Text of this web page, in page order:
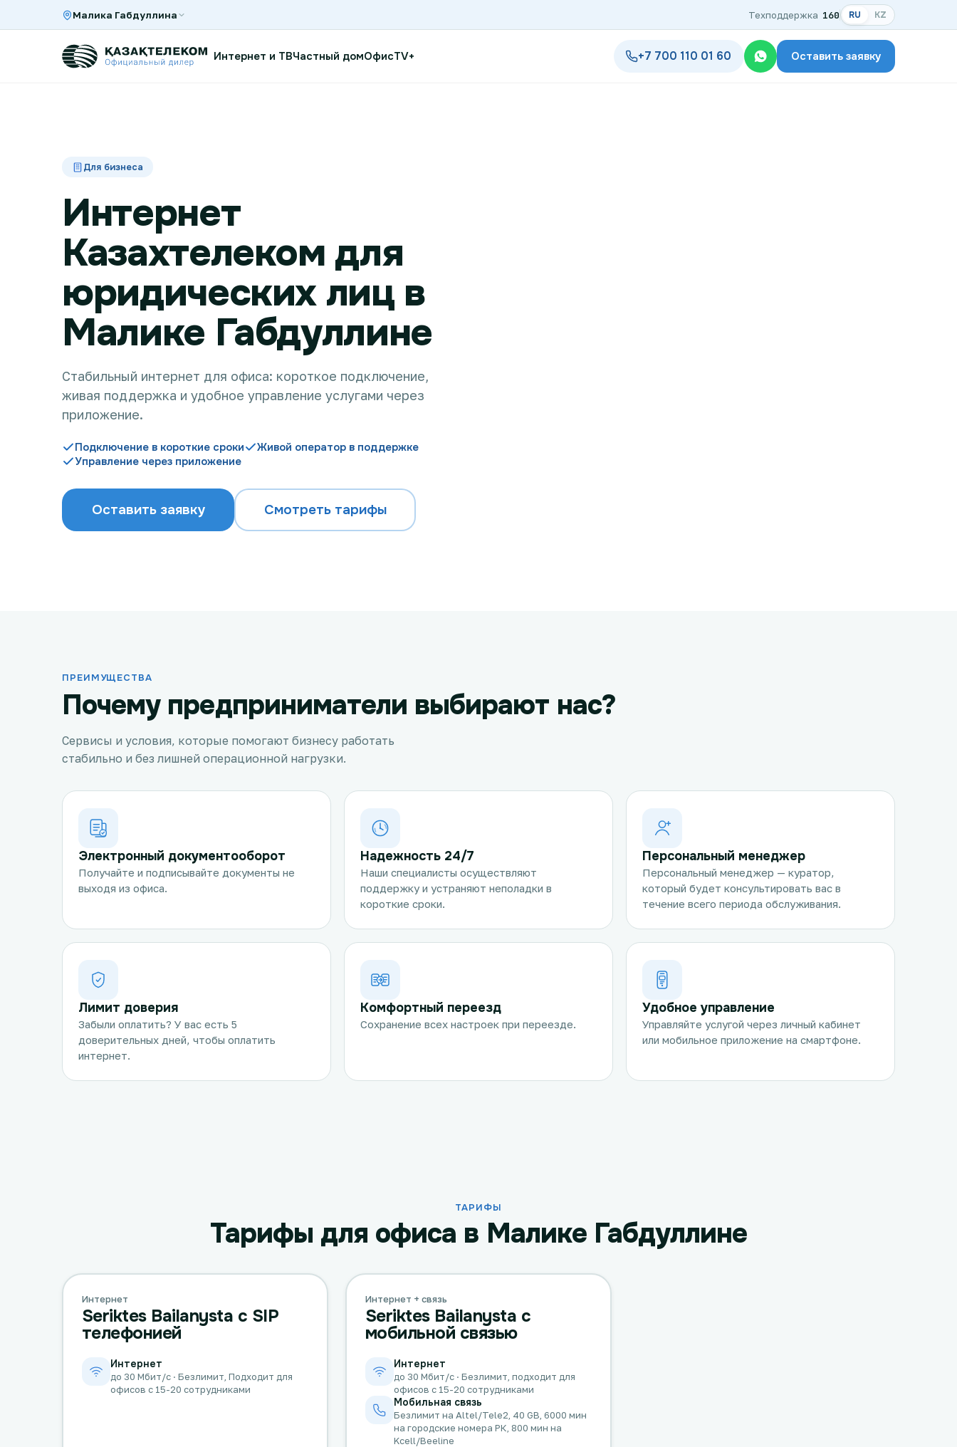
Малика Габдуллина Техподдержка 160 RU KZ
Интернет и ТВЧастный домОфисTV+ +7 700 110 01 60 Оставить заявку
Интернет в офис
Для бизнеса
Интернет
Казахтелеком для
юридических лиц в
Малике Габдуллине
Стабильный интернет для офиса: короткое подключение,
живая поддержка и удобное управление услугами через
приложение.
Подключение в короткие сроки
Живой оператор в поддержке
Управление через приложение
Оставить заявку Смотреть тарифы
ПРЕИМУЩЕСТВА
Почему предприниматели выбирают нас?
Сервисы и условия, которые помогают бизнесу работать
стабильно и без лишней операционной нагрузки.
Электронный документооборот
Получайте и подписывайте документы не
выходя из офиса.
Надежность 24/7
Наши специалисты осуществляют
поддержку и устраняют неполадки в
короткие сроки.
Персональный менеджер
Персональный менеджер — куратор,
который будет консультировать вас в
течение всего периода обслуживания.
Лимит доверия
Забыли оплатить? У вас есть 5
доверительных дней, чтобы оплатить
интернет.
Комфортный переезд
Сохранение всех настроек при переезде.
Удобное управление
Управляйте услугой через личный кабинет
или мобильное приложение на смартфоне.
ТАРИФЫ
Тарифы для офиса в Малике Габдуллине
Интернет
Seriktes Bailanysta с SIP
телефонией
Интернет
до 30 Мбит/с · Безлимит, Подходит для
офисов с 15-20 сотрудниками
Интернет + связь
Seriktes Bailanysta с
мобильной связью
Интернет
до 30 Мбит/с · Безлимит, подходит для
офисов с 15-20 сотрудниками
Мобильная связь
Безлимит на Altel/Tele2, 40 GB, 6000 мин
на городские номера РК, 800 мин на
Kcell/Beeline